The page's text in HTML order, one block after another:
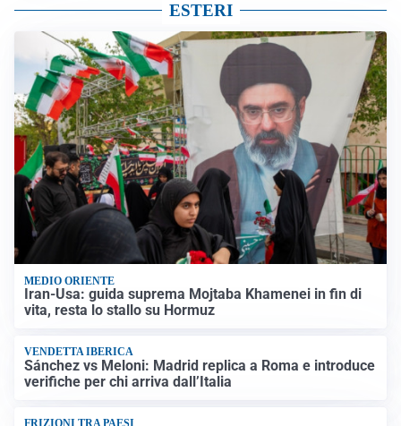
ESTERI
MEDIO ORIENTE
Iran-Usa: guida suprema Mojtaba Khamenei in fin di
vita, resta lo stallo su Hormuz
VENDETTA IBERICA
Sánchez vs Meloni: Madrid replica a Roma e introduce
verifiche per chi arriva dall’Italia
FRIZIONI TRA PAESI